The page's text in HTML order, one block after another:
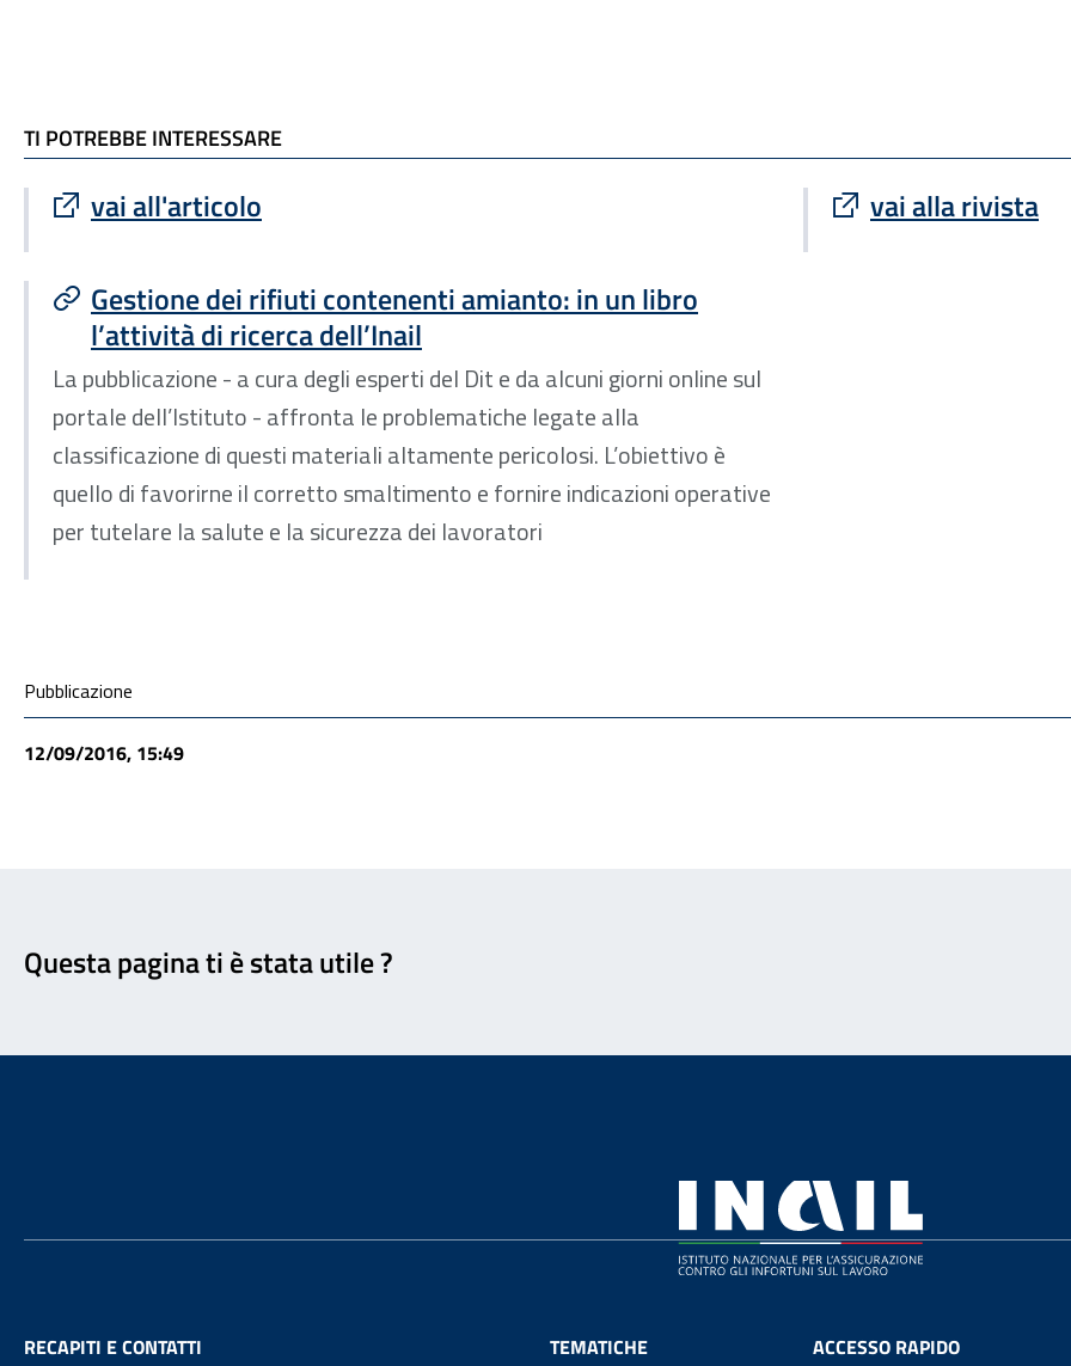
TI POTREBBE INTERESSARE
TI POTREBBE INTERESSARE
vai all'articolo vai alla rivista
Gestione dei rifiuti contenenti amianto: in un libro
l’attività di ricerca dell’Inail
La pubblicazione - a cura degli esperti del Dit e da alcuni giorni online sul
portale dell’Istituto - affronta le problematiche legate alla
classificazione di questi materiali altamente pericolosi. L’obiettivo è
quello di favorirne il corretto smaltimento e fornire indicazioni operative
per tutelare la salute e la sicurezza dei lavoratori
Condivisione social
Pubblicazione
12/09/2016, 15:49
Questa pagina ti è stata utile ?
RECAPITI E CONTATTI
TEMATICHE
ACCESSO RAPIDO